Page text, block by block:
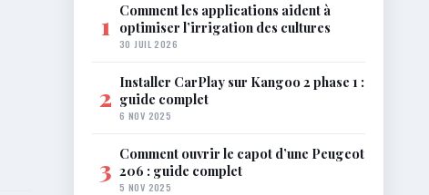
1 Comment les applications aident à
optimiser l’irrigation des cultures
30 JUIL 2026
2 Installer CarPlay sur Kangoo 2 phase 1 :
guide complet
6 NOV 2025
3 Comment ouvrir le capot d’une Peugeot
206 : guide complet
5 NOV 2025